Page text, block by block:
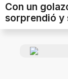
Con un
sorprendió y